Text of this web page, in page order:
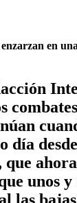
en
día
que
unos y
las